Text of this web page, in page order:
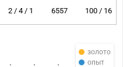
2 / 4 / 1 6557 100 / 16
золото
опыт